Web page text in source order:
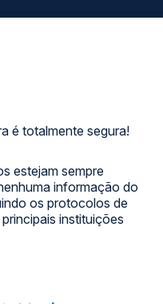
é totalmente segura!
estejam sempre
informação do
os protocolos de
instituições